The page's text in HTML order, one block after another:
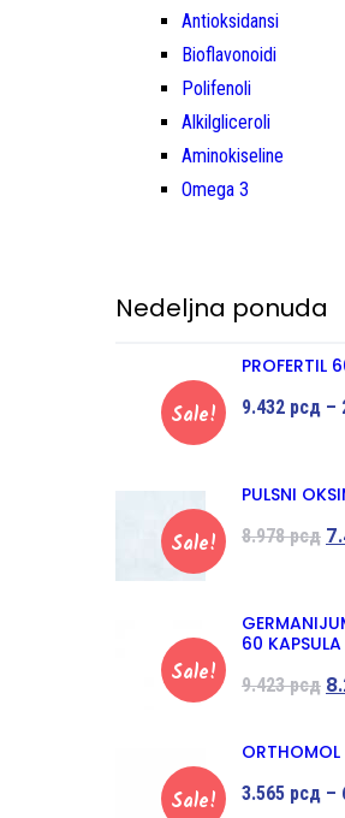
Antioksidansi
Bioflavonoidi
Polifenoli
Alkilgliceroli
Aminokiseline
Omega 3
Nedeljna ponuda
Sale!
PROFERTIL
9.432 рсд –
Sale!
PULSNI
8.978рсд
Sale!
60 KAPSULA
9.423рсд
Sale!
ORTHOMOL
3.565 рсд –